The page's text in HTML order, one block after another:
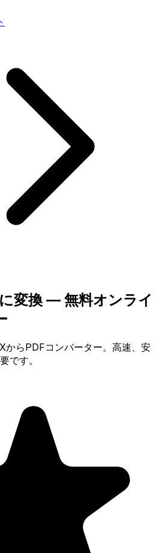
変換 — 無料オンライ
からPDFコンバーター。高速、安
です。